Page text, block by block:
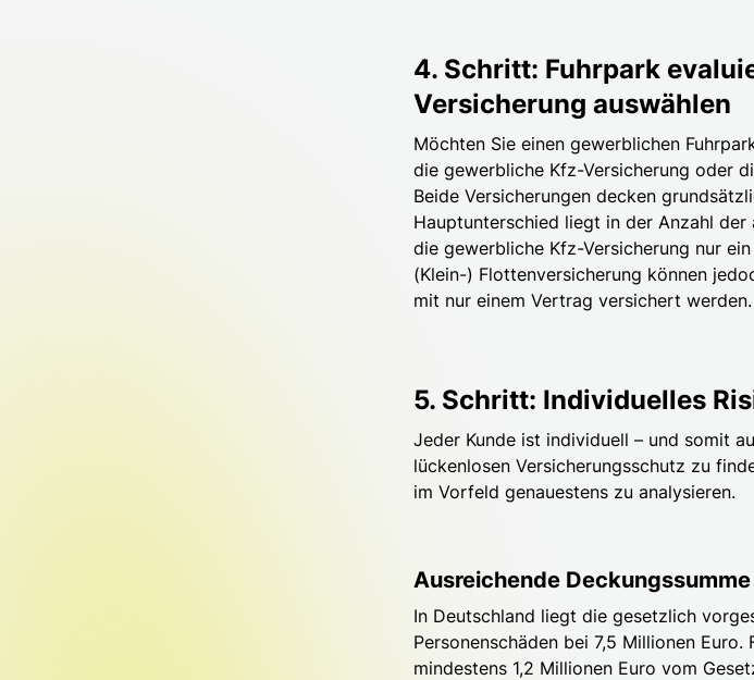
4. Schritt: Fuhrpark
Versicherung auswählen
Möchten Sie einen gewerblichen
die gewerbliche Kfz-Versicherung oder
Beide Versicherungen decken
Hauptunterschied liegt in der Anzahl
die gewerbliche Kfz-Versicherung nur
(Klein-) Flottenversicherung können
mit nur einem Vertrag versichert werden.
5. Schritt: Individuelles
Jeder Kunde ist individuell – und somit
lückenlosen Versicherungsschutz zu
im Vorfeld genauestens zu analysieren.
Ausreichende Deckungssumme
In Deutschland liegt die gesetzlich
Personenschäden bei 7,5 Millionen Euro.
mindestens 1,2 Millionen Euro vom